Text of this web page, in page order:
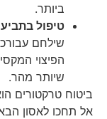
ביותר.
טיפול
שילחם
הפיצוי
שיותר מהר.
ביטוח טרקטורים
אל תחכו לאסון